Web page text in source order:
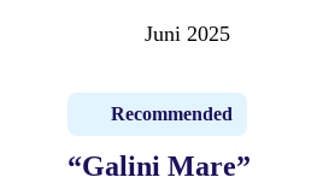
Juni 2025
Recommended
“Galini Mare”